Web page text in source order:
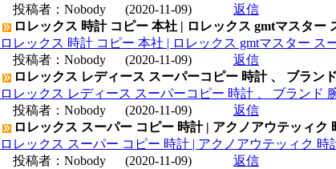
投稿者： Nobody (2020-11-09)
返信
ロレックス 時計 コピー 本社 | ロレックス gmtマスター
ロレックス 時計 コピー 本社 | ロレックス gmtマスター ス
投稿者： Nobody (2020-11-09)
返信
ロレックス レディース スーパーコピー 時計 、 ブラン
ロレックス レディース スーパーコピー 時計 、 ブランド
投稿者： Nobody (2020-11-09)
返信
ロレックス スーパー コピー 時計 | アクノアウテッィク
ロレックス スーパー コピー 時計 | アクノアウテッィク
投稿者： Nobody (2020-11-09)
返信